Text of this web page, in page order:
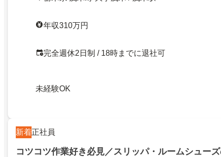
年収310万円
完全週休2日制 / 18時までに退社可
未経験OK
新着正社員
コツコツ作業好き必見／スリッパ・ルームシュー